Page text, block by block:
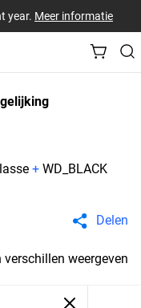
year. Meer informatie
+ WD_BLACK
Delen
verschillen weergeven